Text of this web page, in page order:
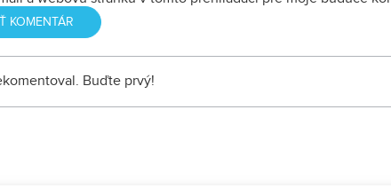
Buďte prvý!